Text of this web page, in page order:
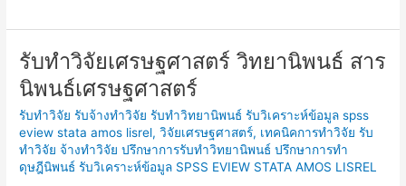
รับทำวิจัยเศรษฐศาสตร์ วิทยานิพนธ์ สาร
นิพนธ์เศรษฐศาสตร์
รับทำวิจัย รับจ้างทำวิจัย รับทำวิทยานิพนธ์ รับวิเคราะห์ข้อมูล spss
eview stata amos lisrel,วิจัยเศรษฐศาสตร์, เทคนิคการทำวิจัย รับ
ทำวิจัย จ้างทำวิจัย ปรึกษาการรับทำวิทยานิพนธ์ ปรึกษาการทำ
ดุษฎีนิพนธ์ รับวิเคราะห์ข้อมูล SPSS EVIEW STATA AMOS LISREL
รับ
ทำ
วิจัย
เศรษฐศาสตร์
วิทยานิพนธ์
สาร
นิพนธ์